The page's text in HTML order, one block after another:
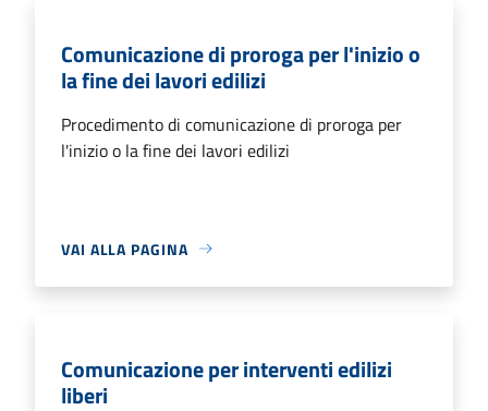
Comunicazione di proroga per l'inizio o
la fine dei lavori edilizi
Procedimento di comunicazione di proroga per
l'inizio o la fine dei lavori edilizi
VAI ALLA PAGINA
Comunicazione per interventi edilizi
liberi